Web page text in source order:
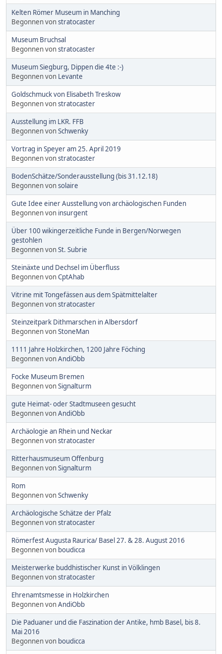
Kelten Römer Museum in Manching
Begonnen vonstratocaster
Museum Bruchsal
Begonnen vonstratocaster
Museum Siegburg, Dippen die 4te :-)
Begonnen von Levante
Goldschmuck von Elisabeth Treskow
Begonnen vonstratocaster
Ausstellung im LKR. FFB
Begonnen vonSchwenky
Vortrag in Speyer am 25. April 2019
Begonnen vonstratocaster
BodenSchätze/Sonderausstellung (bis 31.12.18)
Begonnen vonsolaire
Gute Idee einer Ausstellung von archäologischen Funden
Begonnen von insurgent
Über 100 wikingerzeitliche Funde in Bergen/Norwegen
gestohlen
Begonnen vonSt. Subrie
Steinäxte und Dechsel im Überfluss
Begonnen vonCptAhab
Vitrine mit Tongefässen aus dem Spätmittelalter
Begonnen vonstratocaster
Steinzeitpark Dithmarschen in Albersdorf
Begonnen vonStoneMan
1111 Jahre Holzkirchen, 1200 Jahre Föching
Begonnen vonAndiObb
Focke Museum Bremen
Begonnen vonSignalturm
gute Heimat- oder Stadtmuseen gesucht
Begonnen vonAndiObb
Archäologie an Rhein und Neckar
Begonnen vonstratocaster
Ritterhausmuseum Offenburg
Begonnen vonSignalturm
Rom
Begonnen vonSchwenky
Archäologische Schätze der Pfalz
Begonnen vonstratocaster
Römerfest Augusta Raurica/ Basel 27. & 28. August 2016
Begonnen von boudicca
Meisterwerke buddhistischer Kunst in Völklingen
Begonnen vonstratocaster
Ehrenamtsmesse in Holzkirchen
Begonnen vonAndiObb
Die Paduaner und die Faszination der Antike, hmb Basel, bis 8.
Mai 2016
Begonnen von boudicca